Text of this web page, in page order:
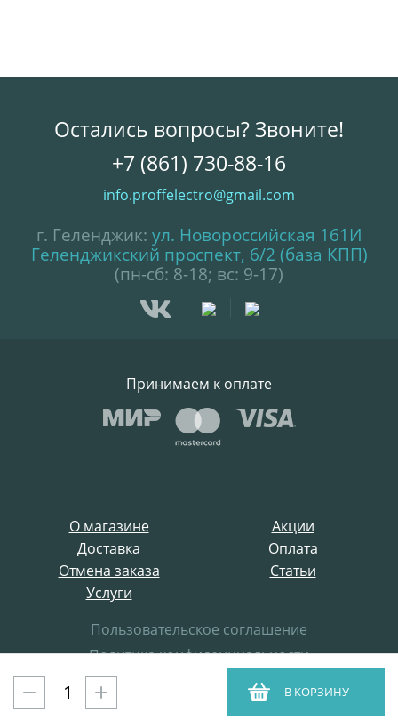
В КОРЗИНУ
О магазине
Акции
Доставка
Оплата
Отмена заказа
Статьи
Услуги
Пользовательское соглашение
Политика конфиденциальности
Все права защищены
ProffElectro.ru © 2021
Остались вопросы? Звоните!
+7 (861) 730-88-16
info.proffelectro@gmail.com
г. Геленджик: ул. Новороссийская 161И
Геленджикский проспект, 6/2 (база КПП)
(пн-сб: 8-18; вс: 9-17)
Принимаем к оплате